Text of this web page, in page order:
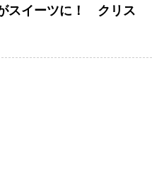
スイーツに！ クリス